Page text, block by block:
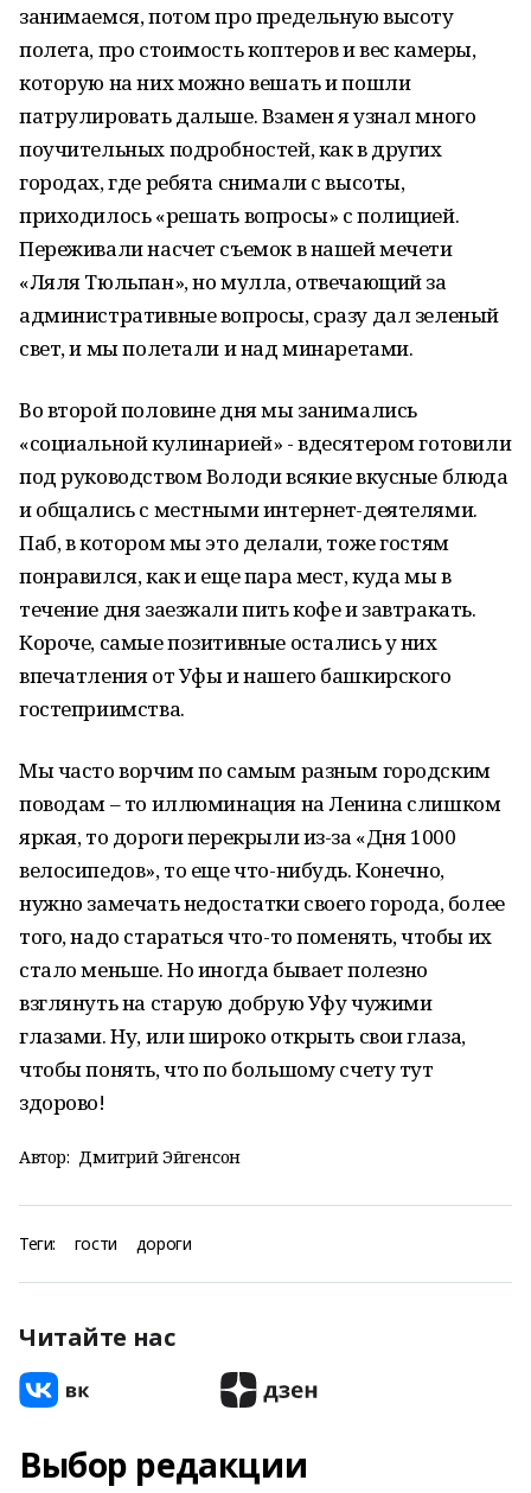
занимаемся, потом про предельную высоту
полета, про стоимость коптеров и вес камеры,
которую на них можно вешать и пошли
патрулировать дальше. Взамен я узнал много
поучительных подробностей, как в других
городах, где ребята снимали с высоты,
приходилось «решать вопросы» с полицией.
Переживали насчет съемок в нашей мечети
«Ляля Тюльпан», но мулла, отвечающий за
административные вопросы, сразу дал зеленый
свет, и мы полетали и над минаретами.
Во второй половине дня мы занимались
«социальной кулинарией» - вдесятером готовили
под руководством Володи всякие вкусные блюда
и общались с местными интернет-деятелями.
Паб, в котором мы это делали, тоже гостям
понравился, как и еще пара мест, куда мы в
течение дня заезжали пить кофе и завтракать.
Короче, самые позитивные остались у них
впечатления от Уфы и нашего башкирского
гостеприимства.
Мы часто ворчим по самым разным городским
поводам – то иллюминация на Ленина слишком
яркая, то дороги перекрыли из-за «Дня 1000
велосипедов», то еще что-нибудь. Конечно,
нужно замечать недостатки своего города, более
того, надо стараться что-то поменять, чтобы их
стало меньше. Но иногда бывает полезно
взглянуть на старую добрую Уфу чужими
глазами. Ну, или широко открыть свои глаза,
чтобы понять, что по большому счету тут
здорово!
Автор: Дмитрий Эйгенсон
Теги: гости дороги
Читайте нас
Выбор редакции